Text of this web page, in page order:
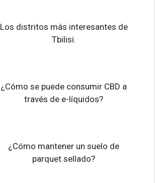
Los distritos más interesantes de
Tbilisi.
¿Cómo se puede consumir CBD a
través de e-líquidos?
¿Cómo mantener un suelo de
parquet sellado?